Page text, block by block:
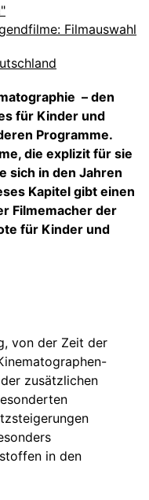
Filmauswahl
– den
für Kinder und
Programme.
die explizit für sie
sich in den Jahren
Kapitel gibt einen
Filmemacher der
für Kinder und
von der Zeit der
zusätzlichen
in den